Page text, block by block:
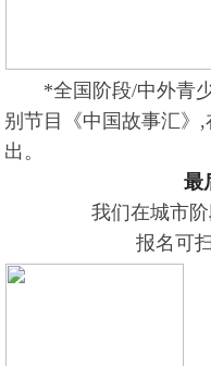
*全国阶段/中外青
别节目《中国故事汇》
出。
最
我们在城市
报名可